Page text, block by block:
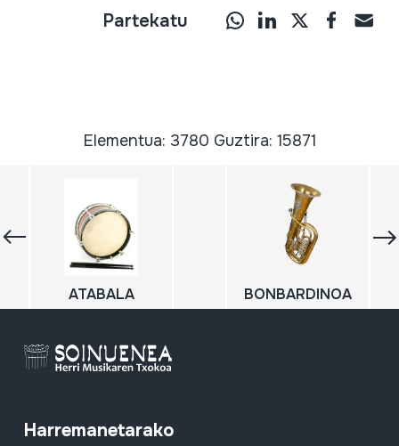
Partekatu
Elementua: 3780 Guztira: 15871
ATABALA BONBARDINOA
Harremanetarako